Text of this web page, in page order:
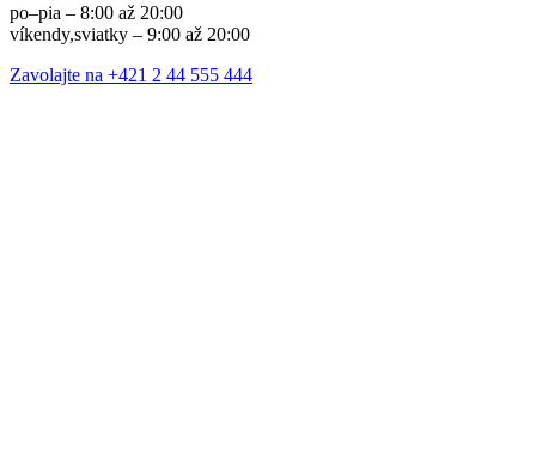
po–pia – 8:00 až 20:00
víkendy,sviatky – 9:00 až 20:00
Zavolajte na +421 2 44 555 444